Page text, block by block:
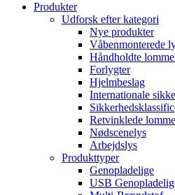
Produkter
Udforsk efter kategori
Nye produkter
Våbenmonterede
Håndholdte
Forlygter
Hjelmbeslag
Internationale
Retvinklede
Nødscenelys
Arbejdslys
Produkttyper
Genopladelige
USB